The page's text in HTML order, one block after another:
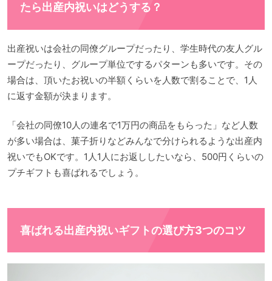
たら出産内祝いはどうする？
出産祝いは会社の同僚グループだったり、学生時代の友人グル
ープだったり、グループ単位でするパターンも多いです。その
場合は、頂いたお祝いの半額くらいを人数で割ることで、1人
に返す金額が決まります。
「会社の同僚10人の連名で1万円の商品をもらった」など人数
が多い場合は、菓子折りなどみんなで分けられるような出産内
祝いでもOKです。1人1人にお返ししたいなら、500円くらいの
プチギフトも喜ばれるでしょう。
喜ばれる出産内祝いギフトの選び方3つのコツ